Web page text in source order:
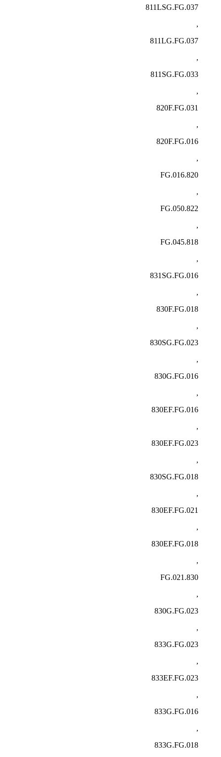
811LSG.FG.037
,
811LG.FG.037
,
811SG.FG.033
,
820F.FG.031
,
820F.FG.016
,
820.FG.016
,
822.FG.050
,
818.FG.045
,
831SG.FG.016
,
830F.FG.018
,
830SG.FG.023
,
830G.FG.016
,
830EF.FG.016
,
830EF.FG.023
,
830SG.FG.018
,
830EF.FG.021
,
830EF.FG.018
,
830.FG.021
,
830G.FG.023
,
833G.FG.023
,
833EF.FG.023
,
833G.FG.016
,
833G.FG.018